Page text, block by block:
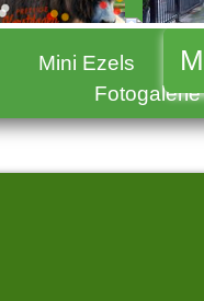
Mini Ezels
Fotogalerie